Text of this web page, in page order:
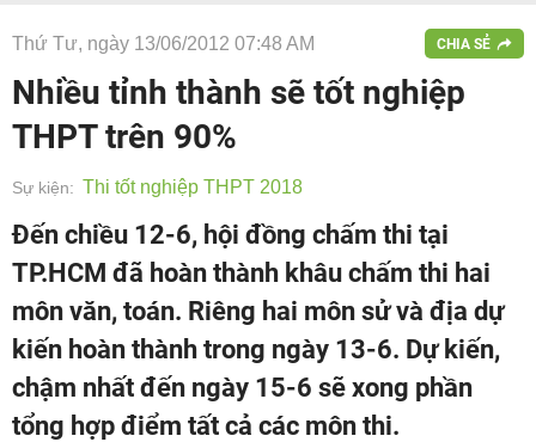
Thứ Tư, ngày 13/06/2012 07:48 AM CHIA SẺ
Nhiều tỉnh thành sẽ tốt nghiệp
THPT trên 90%
Sự kiện: Thi tốt nghiệp THPT 2018
Đến chiều 12-6, hội đồng chấm thi tại
TP.HCM đã hoàn thành khâu chấm thi hai
môn văn, toán. Riêng hai môn sử và địa dự
kiến hoàn thành trong ngày 13-6. Dự kiến,
chậm nhất đến ngày 15-6 sẽ xong phần
tổng hợp điểm tất cả các môn thi.